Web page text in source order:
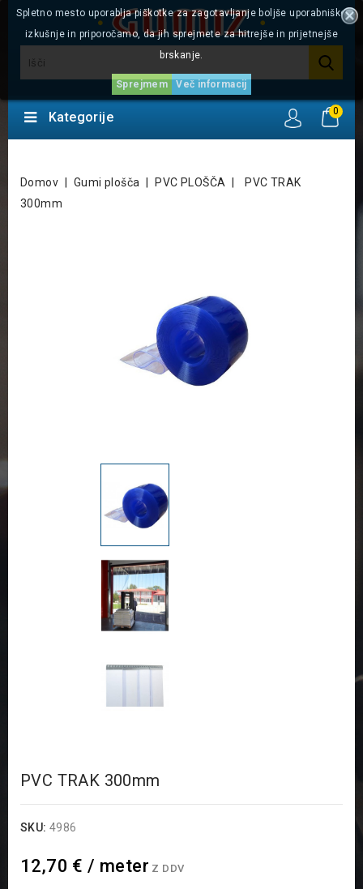
0
Spletno mesto uporablja piškotke za zagotavljanje boljše uporabniške
izkušnje in priporočamo, da jih sprejmete za hitrejše in prijetnejše
brskanje.
Sprejmem Več informacij
Kategorije
Domov Gumi plošča PVC PLOŠČA
PVC TRAK
300mm
PVC TRAK 300mm
SKU: 4986
12,70 € / meter Z DDV